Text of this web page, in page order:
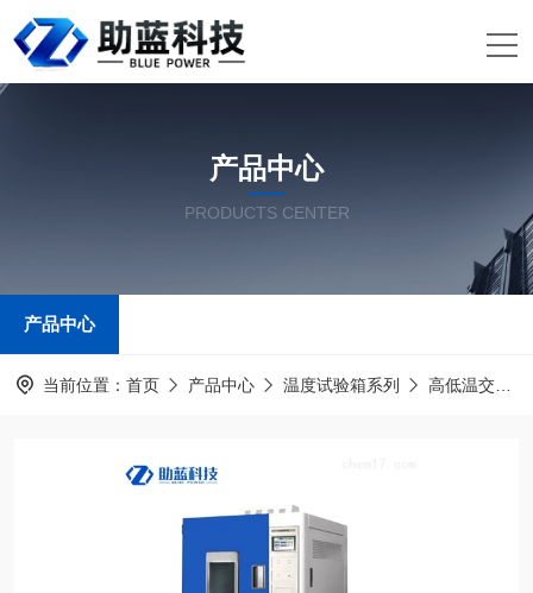
产品中心
PRODUCTS CENTER
产品中心
当前位置： 首页 产品中心 温度试验箱系列 高低温交变湿热试验箱